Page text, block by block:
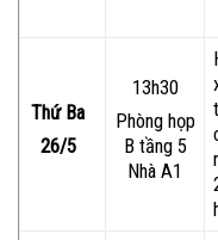
Thứ Ba
26/5
13h30
Phòng họp
B tầng 5
Nhà A1